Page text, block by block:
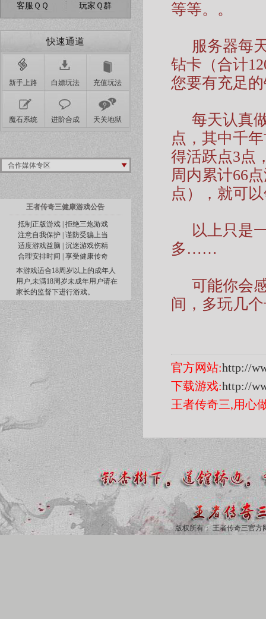
客服ＱＱ 玩家Ｑ群
快速通道
新手上路 白嫖玩法 充值玩法
魔石系统 进阶合成 天关地狱
合作媒体专区
王者传奇三健康游戏公告
抵制正版游戏 | 拒绝三炮游戏
注意自我保护 | 谨防受骗上当
适度游戏益脑 | 沉迷游戏伤精
合理安排时间 | 享受健康传奇
本游戏适合18周岁以上的成年人
用户,未满18周岁未成年用户请在
家长的监督下进行游戏。
等等。。
服务器每天
钻卡（合计
您要有充足
每天认真做
点，其中千
得活跃点3点
周内累计66
点），就可
以上只是一
多……
可能你会感
间，多玩几
官方网站:http://
下载游戏:http://
王者传奇三,用心
版权所有： 王者传奇三官方